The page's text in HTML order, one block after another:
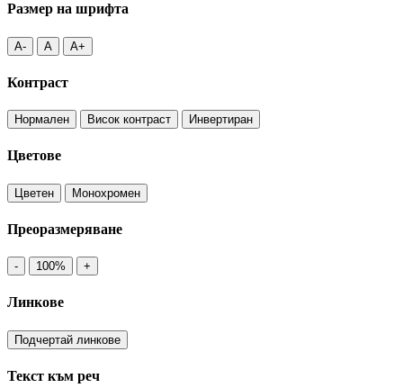
Размер на шрифта
A- A A+
Контраст
Нормален Висок контраст Инвертиран
Цветове
Цветен Монохромен
Преоразмеряване
- 100% +
Линкове
Подчертай линкове
Текст към реч